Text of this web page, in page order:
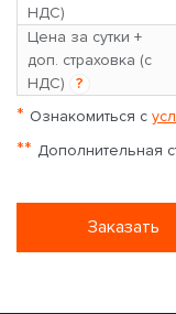
НДС)
Цена за сутки +
доп. страховка (с
НДС)
?
* Ознакомиться с
** Дополнительная
Заказать